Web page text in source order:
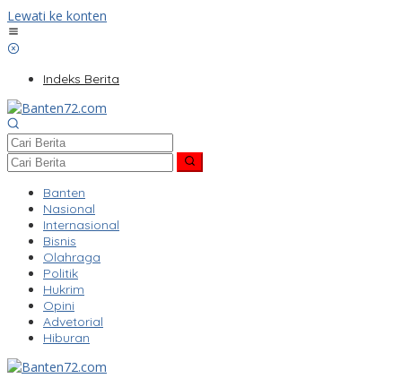
Lewati ke konten
Indeks Berita
Banten
Nasional
Internasional
Bisnis
Olahraga
Politik
Hukrim
Opini
Advetorial
Hiburan